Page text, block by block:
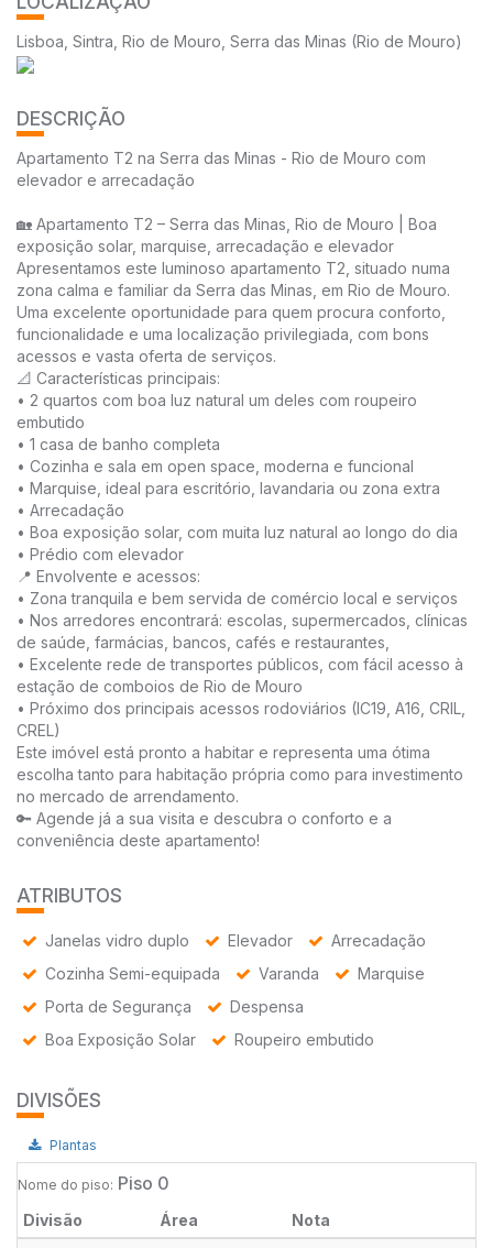
Lisboa, Sintra, Rio de Mouro, Serra das Minas (Rio de Mouro)
DESCRIÇÃO
Apartamento T2 na Serra das Minas - Rio de Mouro com
elevador e arrecadação
🏡 Apartamento T2 – Serra das Minas, Rio de Mouro | Boa
exposição solar, marquise, arrecadação e elevador
Apresentamos este luminoso apartamento T2, situado numa
zona calma e familiar da Serra das Minas, em Rio de Mouro.
Uma excelente oportunidade para quem procura conforto,
funcionalidade e uma localização privilegiada, com bons
acessos e vasta oferta de serviços.
📐 Características principais:
• 2 quartos com boa luz natural um deles com roupeiro
embutido
• 1 casa de banho completa
• Cozinha e sala em open space, moderna e funcional
• Marquise, ideal para escritório, lavandaria ou zona extra
• Arrecadação
• Boa exposição solar, com muita luz natural ao longo do dia
• Prédio com elevador
📍 Envolvente e acessos:
• Zona tranquila e bem servida de comércio local e serviços
• Nos arredores encontrará: escolas, supermercados, clínicas
de saúde, farmácias, bancos, cafés e restaurantes,
• Excelente rede de transportes públicos, com fácil acesso à
estação de comboios de Rio de Mouro
• Próximo dos principais acessos rodoviários (IC19, A16, CRIL,
CREL)
Este imóvel está pronto a habitar e representa uma ótima
escolha tanto para habitação própria como para investimento
no mercado de arrendamento.
🔑 Agende já a sua visita e descubra o conforto e a
conveniência deste apartamento!
ATRIBUTOS
Janelas vidro duplo Elevador
Arrecadação
Cozinha Semi-equipada
Varanda
Marquise
Porta de Segurança
Despensa
Boa Exposição Solar
Roupeiro embutido
DIVISÕES
Plantas
Nome do piso: Piso 0
Divisão Área
Nota